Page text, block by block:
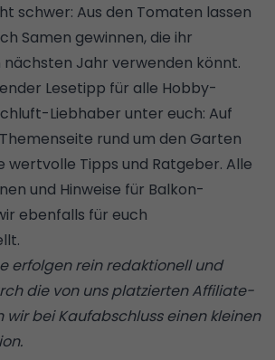
schwer: Aus den Tomaten lassen
Samen gewinnen, die ihr
Jahr verwenden könnt.
Lesetipp für alle Hobby-
Liebhaber unter euch: Auf
Themenseite rund um den Garten
wertvolle Tipps und Ratgeber. Alle
und Hinweise für Balkon-
ebenfalls für euch
erfolgen rein redaktionell und
die von uns platzierten Affiliate-
wir bei Kaufabschluss einen kleinen